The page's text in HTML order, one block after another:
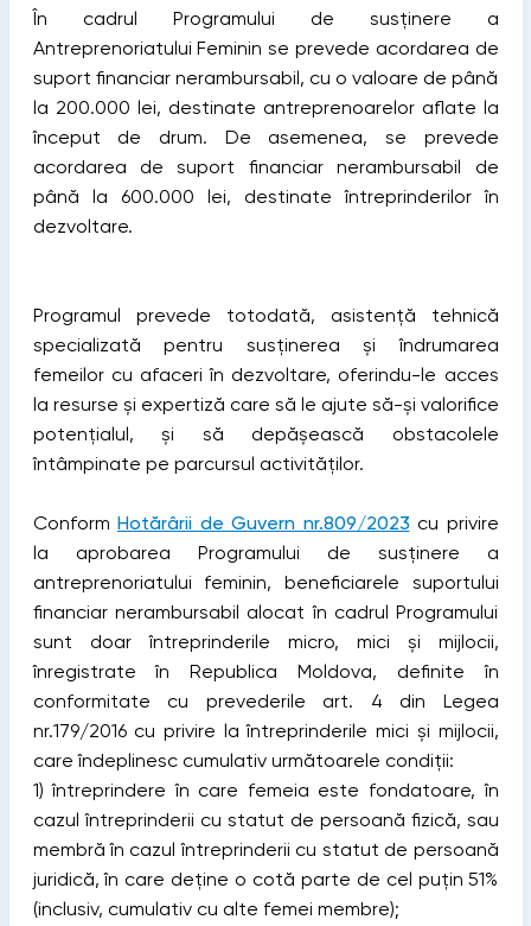
În cadrul Programului de susținere a
Antreprenoriatului Feminin se prevede acordarea de
suport financiar nerambursabil, cu o valoare de până
la 200.000 lei, destinate antreprenoarelor aflate la
început de drum. De asemenea, se prevede
acordarea de suport financiar nerambursabil de
până la 600.000 lei, destinate întreprinderilor în
dezvoltare.
Programul prevede totodată, asistență tehnică
specializată pentru susținerea și îndrumarea
femeilor cu afaceri în dezvoltare, oferindu-le acces
la resurse și expertiză care să le ajute să-și valorifice
potențialul, și să depășească obstacolele
întâmpinate pe parcursul activităților.
Conform Hotărârii de Guvern nr.809/2023 cu privire
la aprobarea Programului de susținere a
antreprenoriatului feminin, beneficiarele suportului
financiar nerambursabil alocat în cadrul Programului
sunt doar întreprinderile micro, mici și mijlocii,
înregistrate în Republica Moldova, definite în
conformitate cu prevederile art. 4 din Legea
nr.179/2016 cu privire la întreprinderile mici și mijlocii,
care îndeplinesc cumulativ următoarele condiții:
1) întreprindere în care femeia este fondatoare, în
cazul întreprinderii cu statut de persoană fizică, sau
membră în cazul întreprinderii cu statut de persoană
juridică, în care deține o cotă parte de cel puțin 51%
(inclusiv, cumulativ cu alte femei membre);